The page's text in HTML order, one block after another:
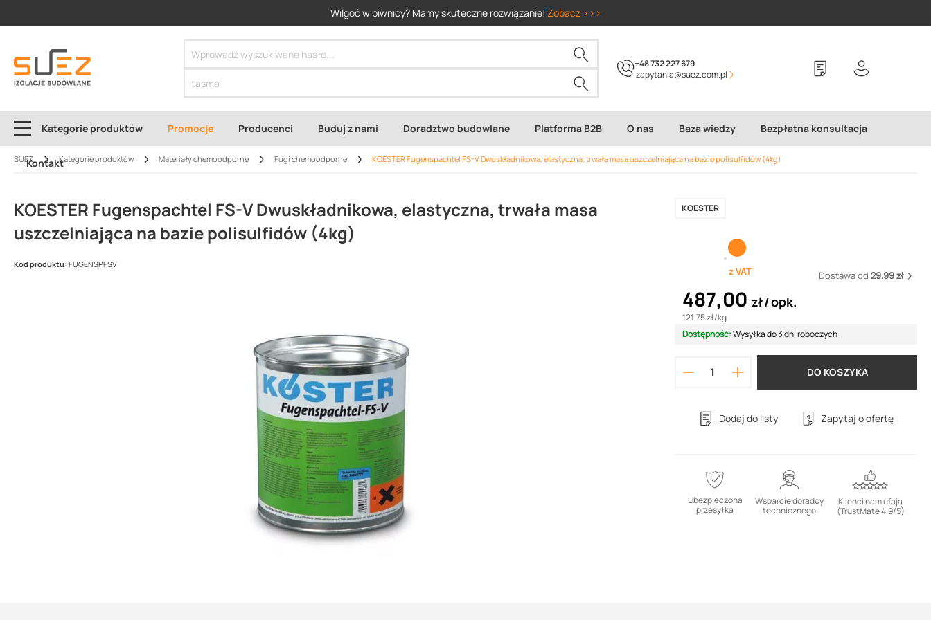
Wilgoć w piwnicy? Mamy skuteczne rozwiązanie! Zobacz >>>
+48 732 227 679
zapytania@suez.com.pl
Kategorie produktów Promocje Producenci Buduj z nami Doradztwo budowlane Platforma B2B O nas Baza wiedzy Bezpłatna konsultacja
Kontakt
SUEZ Kategorie produktów Materiały chemoodporne Fugi chemoodporne KOESTER Fugenspachtel FS-V Dwuskładnikowa, elastyczna, trwała masa uszczelniająca na bazie polisulfidów (4kg)
KOESTER Fugenspachtel FS-V Dwuskładnikowa, elastyczna, trwała masa
uszczelniająca na bazie polisulfidów (4kg)
KOESTER
Kod produktu: FUGENSPFSV
z VAT Dostawa od 29.99 zł
487,00 zł opk.
121,75 zł/kg
Dostępność:Wysyłka do 3 dni roboczych
DO KOSZYKA
Dodaj do listy Zapytaj o ofertę
Ubezpieczona
przesyłka
Wsparcie doradcy
technicznego
Klienci nam ufają
(TrustMate 4.9/5)